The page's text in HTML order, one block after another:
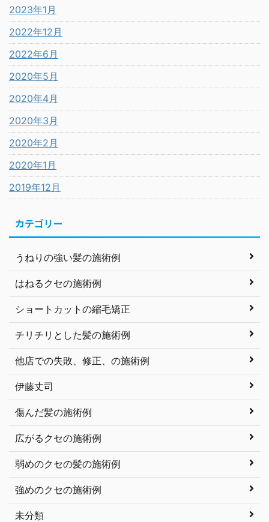
2023年1月
2022年12月
2022年6月
2020年5月
2020年4月
2020年3月
2020年2月
2020年1月
2019年12月
カテゴリー
うねりの強い髪の施術例
はねるクセの施術例
ショートカットの縮毛矯正
チリチリとした髪の施術例
他店での失敗、修正、の施術例
伊藤丈司
傷んだ髪の施術例
広がるクセの施術例
弱めのクセの髪の施術例
強めのクセの施術例
未分類